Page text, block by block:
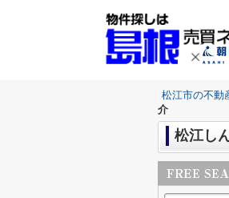
松江市の不動
介
松江し